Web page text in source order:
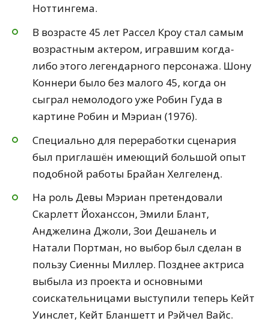
Ноттингема.
В возрасте 45 лет Рассел Кроу стал самым
возрастным актером, игравшим когда-
либо этого легендарного персонажа. Шону
Коннери было без малого 45, когда он
сыграл немолодого уже Робин Гуда в
картине Робин и Мэриан (1976).
Специально для переработки сценария
был приглашён имеющий большой опыт
подобной работы Брайан Хелгеленд.
На роль Девы Мэриан претендовали
Скарлетт Йоханссон, Эмили Блант,
Анджелина Джоли, Зои Дешанель и
Натали Портман, но выбор был сделан в
пользу Сиенны Миллер. Позднее актриса
выбыла из проекта и основными
соискательницами выступили теперь Кейт
Уинслет, Кейт Бланшетт и Рэйчел Вайс.